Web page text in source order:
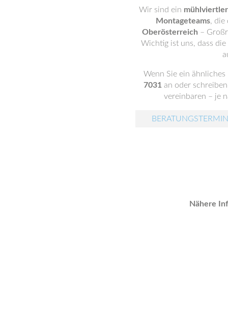
Wir sind ein
Montageteams, die
Oberösterreich –
Wichtig ist uns, dass die
Wenn Sie ein
7031 an oder
vereinbaren – je
Nähere